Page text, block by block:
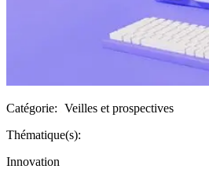
Catégorie: Veilles et prospectives
Thématique(s):
Innovation